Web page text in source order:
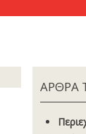
ΑΡΘΡΑ